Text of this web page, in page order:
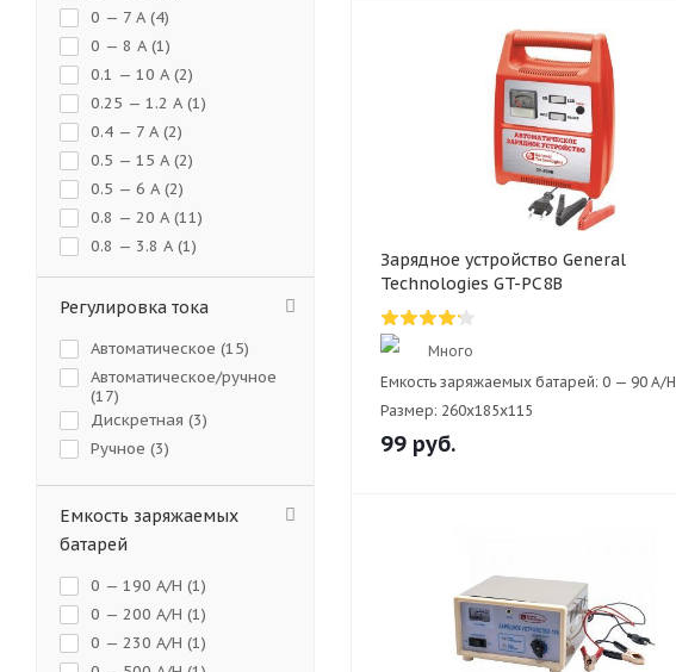
Зарядное устройство General
Technologies GT-PC8B
Много
Емкость заряжаемых батарей: 0 — 90 A/H
Размер: 260х185x115
99 руб.
0 — 7 А (4)
0 — 8 А (1)
0.1 — 10 А (2)
0.25 — 1.2 А (1)
0.4 — 7 А (2)
0.5 — 15 А (2)
0.5 — 6 А (2)
0.8 — 20 А (11)
0.8 — 3.8 А (1)
0.9 — 7 А (4)
1.2 А (4)
Регулировка тока
Автоматическое (15)
Автоматическое/ручное
(17)
Дискретная (3)
Ручное (3)
Емкость заряжаемых
батарей
0 — 190 A/H (1)
0 — 200 A/H (1)
0 — 230 A/H (1)